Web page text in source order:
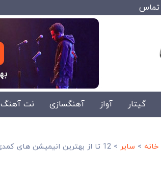
تماس
گیتار آواز آهنگسازی نت آهنگ
خانه > سایر> 12 تا از بهترین انیمیشن های کمدی+ لینک دانلود